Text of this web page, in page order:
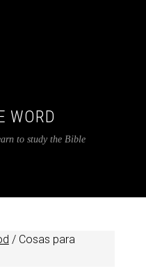
WORD
to study the Bible
/Cosas para